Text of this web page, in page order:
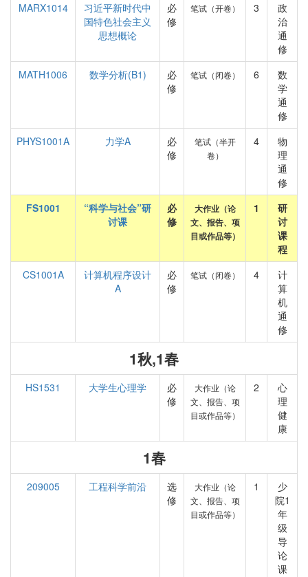
MARX1014
习近平新时代中
国特色社会主义
思想概论
必
修
笔试（开卷） 3
政
治
通
修
MATH1006
数学分析(B1)
必
修
笔试（闭卷） 6
数
学
通
修
PHYS1001A
力学A
必
修
笔试（半开
卷）
4
物
理
通
修
FS1001
“科学与社会”研
讨课
必
修
大作业（论
文、报告、项
目或作品等）
1
研
讨
课
程
CS1001A
计算机程序设计
A
必
修
笔试（闭卷） 4
计
算
机
通
修
1秋,1春
HS1531 大学生心理学
必
修
大作业（论
文、报告、项
目或作品等）
2
心
理
健
康
1春
209005 工程科学前沿
选
修
大作业（论
文、报告、项
目或作品等）
1
少
院1
年
级
导
论
课